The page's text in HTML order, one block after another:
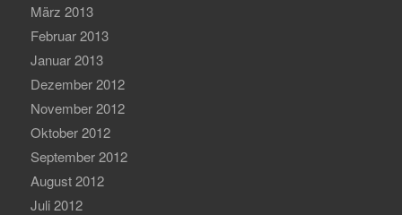
März 2013
Februar 2013
Januar 2013
Dezember 2012
November 2012
Oktober 2012
September 2012
August 2012
Juli 2012